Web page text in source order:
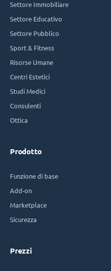
Settore Immobiliare
Settore Educativo
Settore Pubblico
Sport & Fitness
Risorse Umane
Centri Estetici
Studi Medici
Consulenti
Ottica
Prodotto
Funzione di base
Add-on
Marketplace
Sicurezza
Prezzi